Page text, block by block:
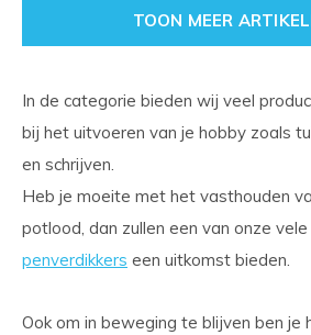
TOON MEER
In de categorie bieden wij veel
bij het uitvoeren van je hobby zoals
en schrijven.
Heb je moeite met het vasthouden
potlood, dan zullen een van onze
penverdikkers een uitkomst bieden.
Ook om in beweging te blijven ben je